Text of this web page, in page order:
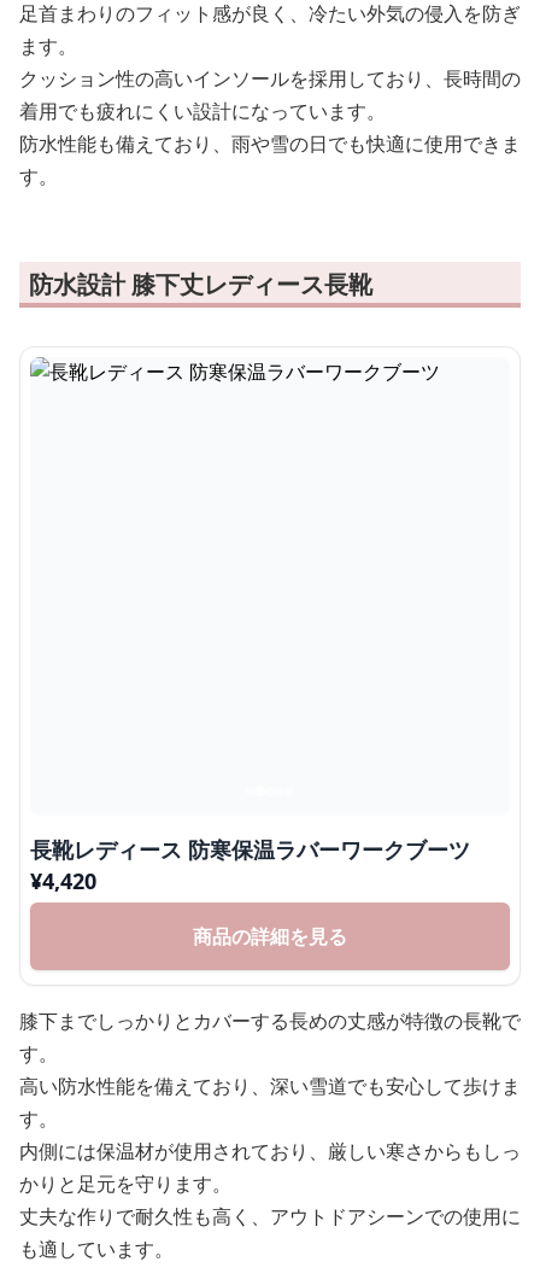
足首まわりのフィット感が良く、冷たい外気の侵入を防ぎ
ます。
クッション性の高いインソールを採用しており、長時間の
着用でも疲れにくい設計になっています。
防水性能も備えており、雨や雪の日でも快適に使用できま
す。
防水設計 膝下丈レディース長靴
長靴レディース 防寒保温ラバーワークブーツ
¥4,420
商品の詳細を見る
膝下までしっかりとカバーする長めの丈感が特徴の長靴で
す。
高い防水性能を備えており、深い雪道でも安心して歩けま
す。
内側には保温材が使用されており、厳しい寒さからもしっ
かりと足元を守ります。
丈夫な作りで耐久性も高く、アウトドアシーンでの使用に
も適しています。